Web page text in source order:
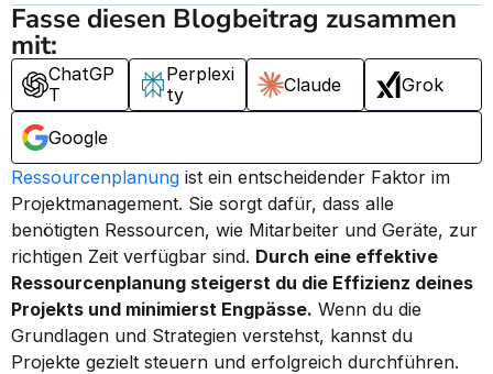
Fasse diesen Blogbeitrag zusammen
mit:
ChatGP
T
Perplexi
ty
Claude Grok
Google
Ressourcenplanung ist ein entscheidender Faktor im
Projektmanagement. Sie sorgt dafür, dass alle
benötigten Ressourcen, wie Mitarbeiter und Geräte, zur
richtigen Zeit verfügbar sind. Durch eine effektive
Ressourcenplanung steigerst du die Effizienz deines
Projekts und minimierst Engpässe. Wenn du die
Grundlagen und Strategien verstehst, kannst du
Projekte gezielt steuern und erfolgreich durchführen.